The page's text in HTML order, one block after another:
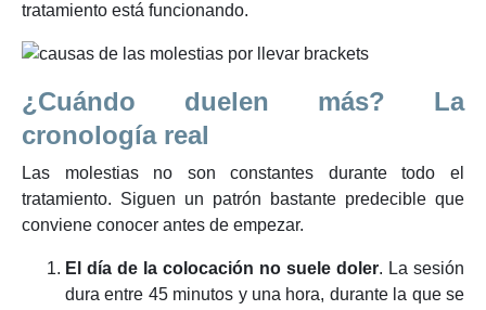
tratamiento está funcionando.
¿Cuándo duelen más? La
cronología real
Las molestias no son constantes durante todo el
tratamiento. Siguen un patrón bastante predecible que
conviene conocer antes de empezar.
El día de la colocación no suele doler. La sesión
dura entre 45 minutos y una hora, durante la que se